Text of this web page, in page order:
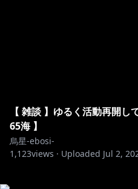
【 雑談 】ゆるく活動再開
65海 】
烏星-ebosi-
1,123views · Uploaded Jul 2,